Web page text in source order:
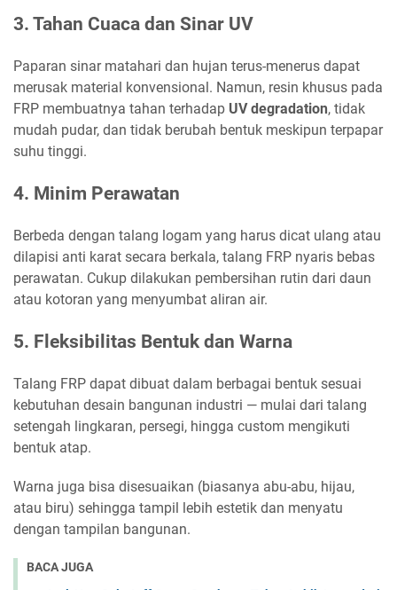
3. Tahan Cuaca dan Sinar UV
Paparan sinar matahari dan hujan terus-menerus dapat
merusak material konvensional. Namun, resin khusus pada
FRP membuatnya tahan terhadap UV degradation, tidak
mudah pudar, dan tidak berubah bentuk meskipun terpapar
suhu tinggi.
4. Minim Perawatan
Berbeda dengan talang logam yang harus dicat ulang atau
dilapisi anti karat secara berkala, talang FRP nyaris bebas
perawatan. Cukup dilakukan pembersihan rutin dari daun
atau kotoran yang menyumbat aliran air.
5. Fleksibilitas Bentuk dan Warna
Talang FRP dapat dibuat dalam berbagai bentuk sesuai
kebutuhan desain bangunan industri — mulai dari talang
setengah lingkaran, persegi, hingga custom mengikuti
bentuk atap.
Warna juga bisa disesuaikan (biasanya abu-abu, hijau,
atau biru) sehingga tampil lebih estetik dan menyatu
dengan tampilan bangunan.
BACA JUGA